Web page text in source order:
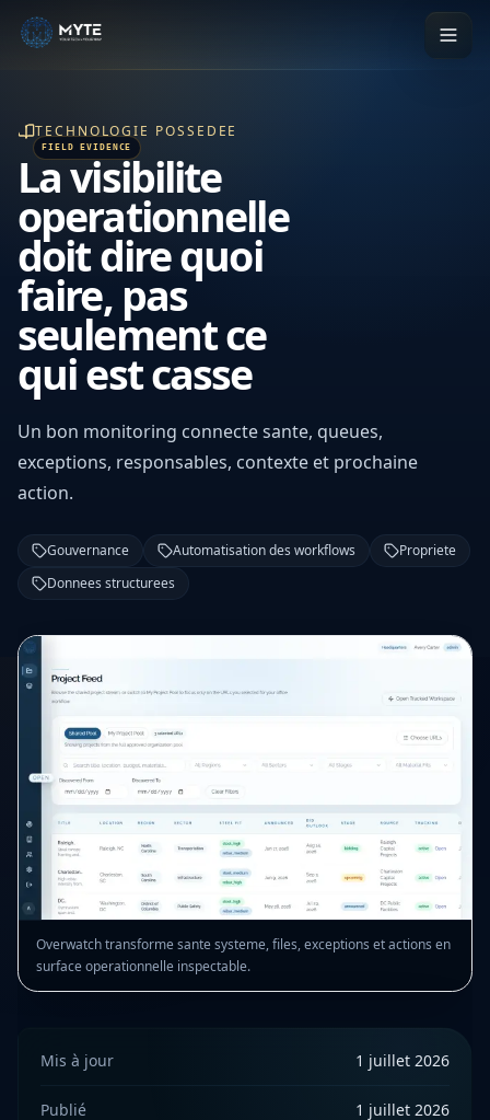
TECHNOLOGIE POSSEDEE
La visibilite
operationnelle
doit dire quoi
faire, pas
seulement ce
qui est casse
Un bon monitoring connecte sante, queues,
exceptions, responsables, contexte et prochaine
action.
Gouvernance Automatisation des workflows
Propriete
Donnees structurees
Overwatch transforme sante systeme, files, exceptions et actions en
surface operationnelle inspectable.
Mis à jour 1 juillet 2026
Publié 1 juillet 2026